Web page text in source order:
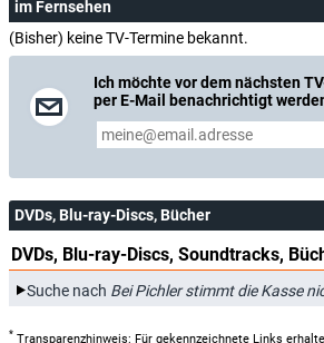
im Fernsehen
(Bisher) keine TV-Termine bekannt.
Ich möchte vor dem nächsten
per E-Mail benachrichtigt
DVDs, Blu-ray-Discs, Bücher
DVDs, Blu-ray-Discs, Soundtracks,
Suche nach Bei Pichler stimmt die Kasse
* Transparenzhinweis: Für gekennzeichnete Links